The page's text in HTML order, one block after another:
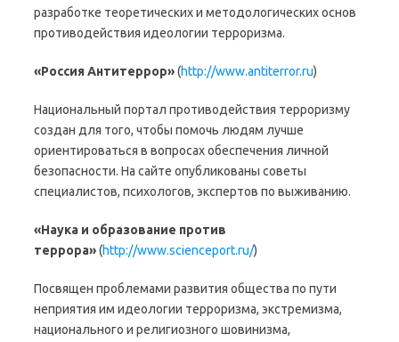
разработке теоретических и методологических основ
противодействия идеологии терроризма.
«Россия Антитеррор»(http://www.antiterror.ru)
Национальный портал противодействия терроризму
создан для того, чтобы помочь людям лучше
ориентироваться в вопросах обеспечения личной
безопасности. На сайте опубликованы советы
специалистов, психологов, экспертов по выживанию.
«Наука и образование против
террора»(http://www.scienceport.ru/)
Посвящен проблемами развития общества по пути
неприятия им идеологии терроризма, экстремизма,
национального и религиозного шовинизма,